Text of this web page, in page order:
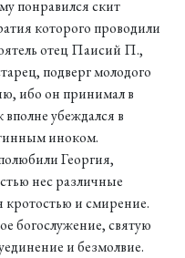
понравился скит
которого проводили
отец Паисий П.,
подверг молодого
ибо он принимал в
убеждался в
иноком.
Георгия,
нес различные
кротостью и смирение.
богослужение, святую
и безмолвие.